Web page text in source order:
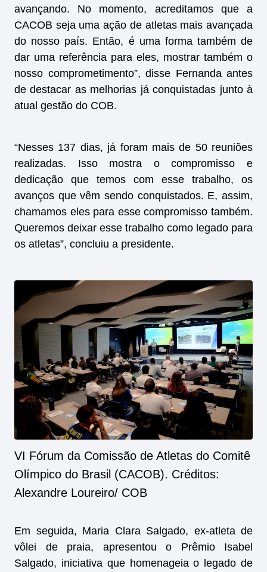
avançando. No momento, acreditamos que a
CACOB seja uma ação de atletas mais avançada
do nosso país. Então, é uma forma também de
dar uma referência para eles, mostrar também o
nosso comprometimento”, disse Fernanda antes
de destacar as melhorias já conquistadas junto à
atual gestão do COB.
“Nesses 137 dias, já foram mais de 50 reuniões
realizadas. Isso mostra o compromisso e
dedicação que temos com esse trabalho, os
avanços que vêm sendo conquistados. E, assim,
chamamos eles para esse compromisso também.
Queremos deixar esse trabalho como legado para
os atletas”, concluiu a presidente.
VI Fórum da Comissão de Atletas do Comitê
Olímpico do Brasil (CACOB). Créditos:
Alexandre Loureiro/ COB
Em seguida, Maria Clara Salgado, ex-atleta de
vôlei de praia, apresentou o Prêmio Isabel
Salgado, iniciativa que homenageia o legado de